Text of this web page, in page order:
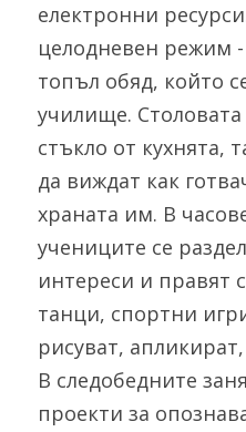
електронни
целодневен режим
топъл обяд, който
училище.
стъкло от кухнята,
да виждат как
храната им. В
учениците се
интереси и правят
танци, спортни
рисуват,
В следобедните
проекти за